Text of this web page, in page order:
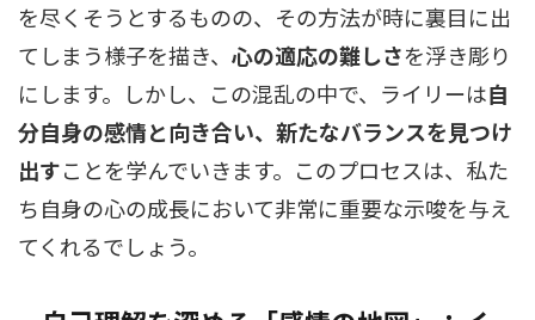
を尽くそうとするものの、その方法が時に裏目に出
てしまう様子を描き、 心の適応の難しさを浮き彫り
にします。しかし、この混乱の中で、ライリーは自
分自身の感情と向き合い、新たなバランスを見つけ
出すことを学んでいきます。このプロセスは、私た
ち自身の心の成長において非常に重要な示唆を与え
てくれるでしょう。